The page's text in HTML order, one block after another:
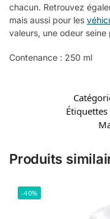
chacun. Retrouvez
mais aussi pour les
valeurs, une odeur seine
Contenance : 250 ml
Étiquettes
Produits
-40%